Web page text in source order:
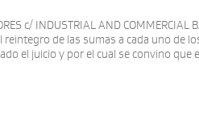
c/ INDUSTRIAL AND COMMERCIAL
de las sumas a cada uno de
el juicio y por el cual se convino que